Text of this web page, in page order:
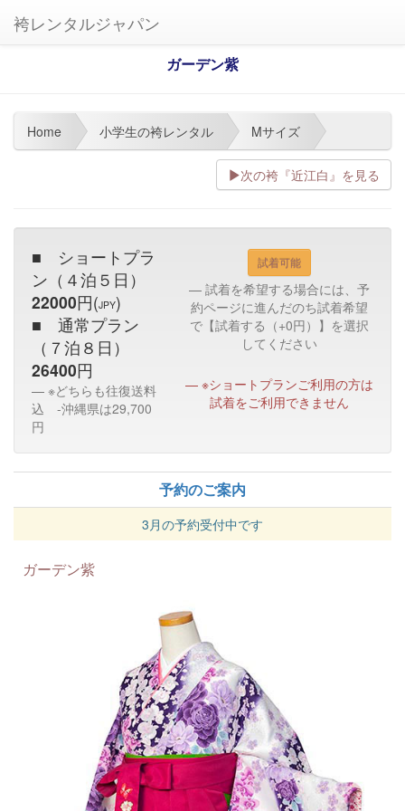
袴レンタルジャパン
ガーデン紫
Home 小学生の袴レンタル Mサイズ
次の袴『近江白』を見る
■ ショートプラ
ン（４泊５日）
22000円(JPY)
■ 通常プラン
（７泊８日）
26400円
※どちらも往復送料
込 -沖縄県は29,700
円
試着可能
試着を希望する場合には、予
約ページに進んだのち試着希望
で【試着する（+0円）】を選択
してください
※ショートプランご利用の方は
試着をご利用できません
予約のご案内
3月の予約受付中です
ガーデン紫